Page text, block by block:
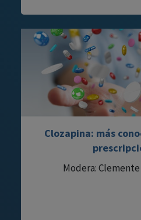
Clozapina: más
Modera: Clemente